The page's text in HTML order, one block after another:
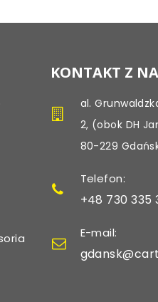
KONTAKT Z
al.
2, (obok DH
80-229
Telefon:
+48 730 335
E-mail: